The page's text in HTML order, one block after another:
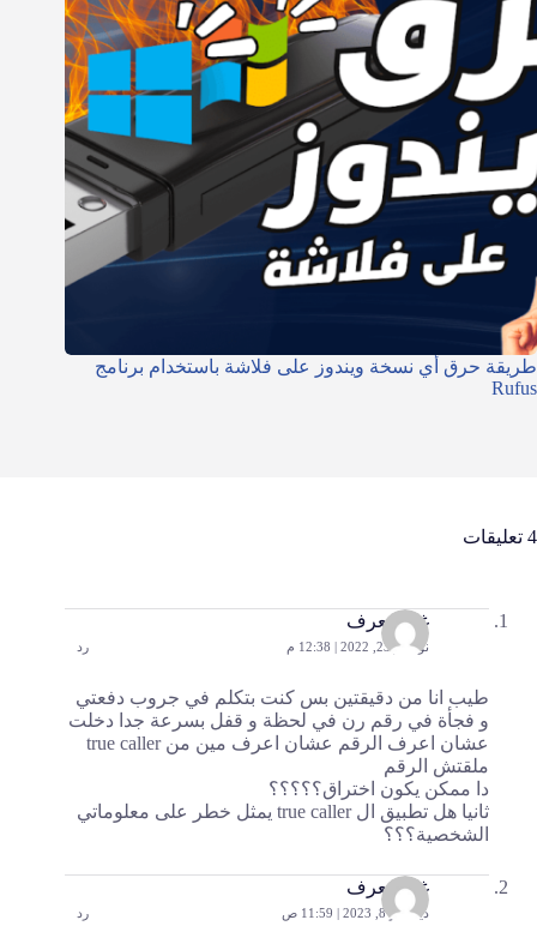
طريقة حرق أي نسخة ويندوز على فلاشة باستخدام برنامج
Rufus
4 تعليقات
غير معرف
نوفمبر 23, 2022 | 12:38 م رد
طيب انا من دقيقتين بس كنت بتكلم في جروب دفعتي
و فجأة في رقم رن في لحظة و قفل بسرعة جدا دخلت
عشان اعرف الرقم عشان اعرف مين من true caller
ملقتش الرقم
دا ممكن يكون اختراق؟؟؟؟؟
ثانيا هل تطبيق ال true caller يمثل خطر على معلوماتي
الشخصية؟؟؟
غير معرف
ديسمبر 8, 2023 | 11:59 ص رد